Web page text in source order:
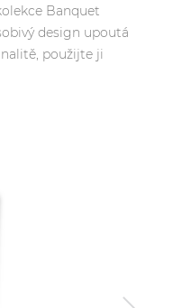
Banquet
design upoutá
použijte ji